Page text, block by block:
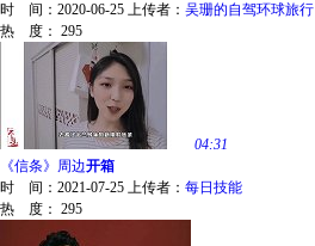
时 间： 2020-06-25 上传者： 吴珊的自驾环球旅行
热 度： 295
04:31
《信条》周边开箱
时 间： 2021-07-25 上传者： 每日技能
热 度： 295